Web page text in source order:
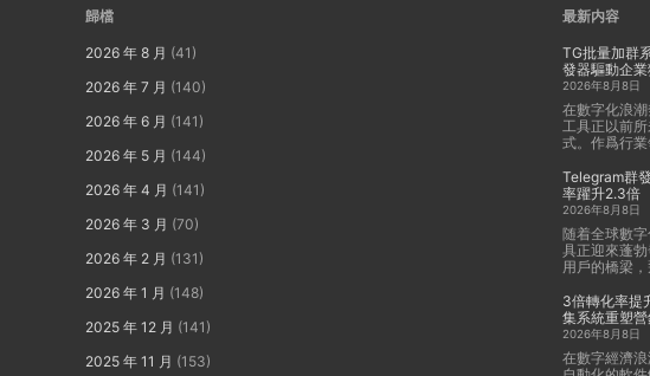
歸檔
2026 年 8 月 (41)
2026 年 7 月 (140)
2026 年 6 月 (141)
2026 年 5 月 (144)
2026 年 4 月 (141)
2026 年 3 月 (70)
2026 年 2 月 (131)
2026 年 1 月 (148)
2025 年 12 月 (141)
2025 年 11 月 (153)
最新内容
TG批量加群
發器驅動企
2026年8月8日
在數字化浪
工具正以前
式。作爲行
Telegram群
率躍升2.3倍
2026年8月8日
随着全球數
具正迎來蓬
用戶的橋梁
3倍轉化率提
集系統重塑
2026年8月8日
在數字經濟浪